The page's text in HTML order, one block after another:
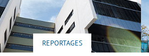
REPORTAGES